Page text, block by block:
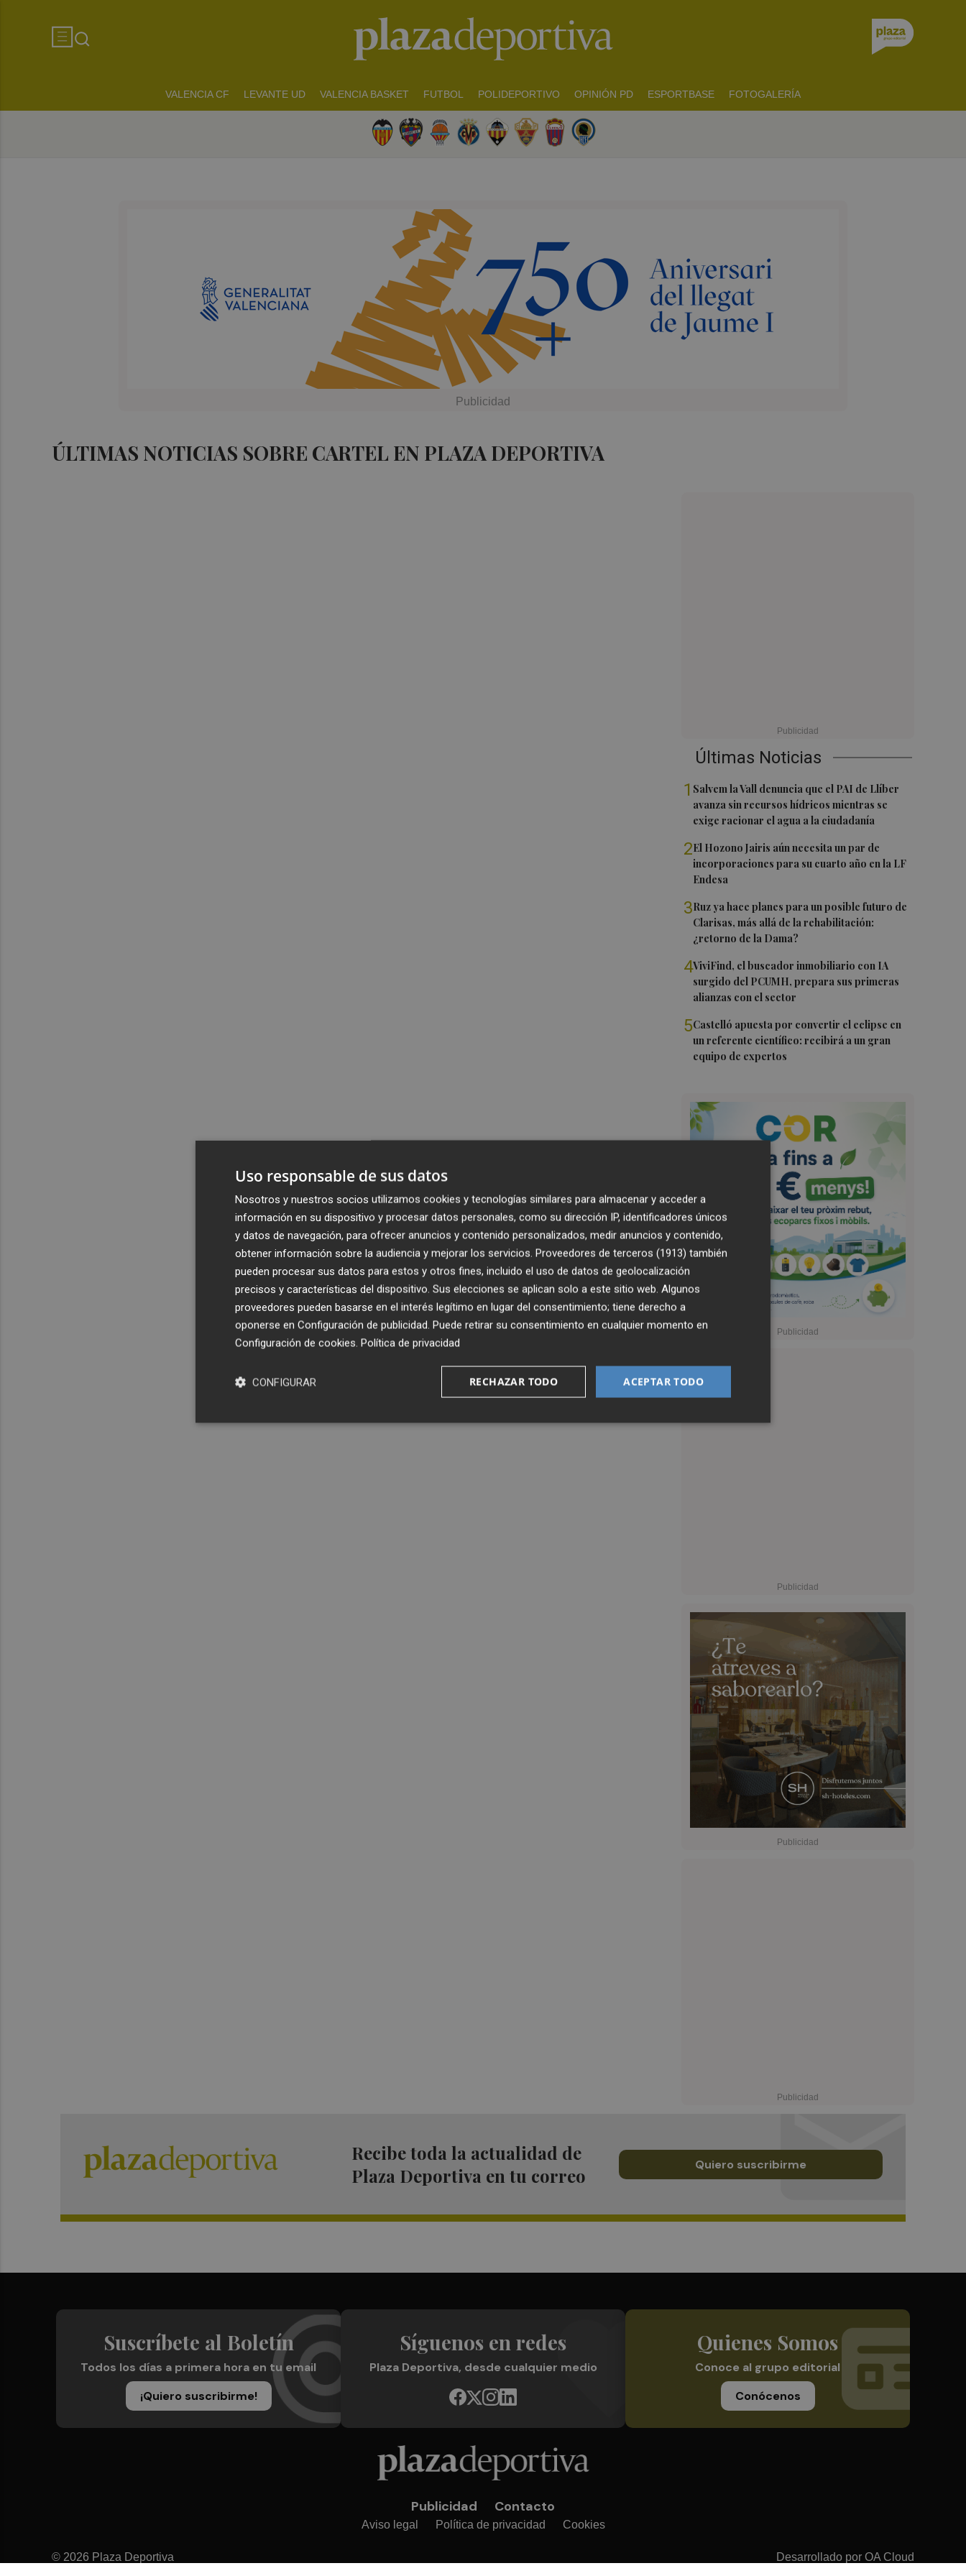
VALENCIA CF LEVANTE UD VALENCIA BASKET FUTBOL POLIDEPORTIVO OPINIÓN PD ESPORTBASE FOTOGALERÍA
ÚLTIMAS NOTICIAS SOBRE CARTEL EN PLAZA DEPORTIVA
Últimas Noticias
1 Salvem la Vall denuncia que el PAI de Llíber
avanza sin recursos hídricos mientras se
exige racionar el agua a la ciudadanía
2El Hozono Jairis aún necesita un par de
incorporaciones para su cuarto año en la LF
Endesa
3Ruz ya hace planes para un posible futuro de
Clarisas, más allá de la rehabilitación:
¿retorno de la Dama?
4ViviFind, el buscador inmobiliario con IA
surgido del PCUMH, prepara sus primeras
alianzas con el sector
5Castelló apuesta por convertir el eclipse en
un referente científico: recibirá a un gran
equipo de expertos
Recibe toda la actualidad de
Plaza Deportiva en tu correo
Quiero suscribirme
Suscríbete al Boletín
Todos los días a primera hora en tu email
¡Quiero suscribirme!
Síguenos en redes
Plaza Deportiva, desde cualquier medio
Quienes Somos
Conoce al grupo editorial
Conócenos
Publicidad Contacto
Aviso legal Política de privacidad Cookies
© 2026 Plaza Deportiva Desarrollado por OA Cloud
Uso responsable de sus datos
Nosotros y nuestros socios utilizamos cookies y tecnologías similares para almacenar y acceder a
información en su dispositivo y procesar datos personales, como su dirección IP, identificadores únicos
y datos de navegación, para ofrecer anuncios y contenido personalizados, medir anuncios y contenido,
obtener información sobre la audiencia y mejorar los servicios. Proveedores de terceros (1913) también
pueden procesar sus datos para estos y otros fines, incluido el uso de datos de geolocalización
precisos y características del dispositivo. Sus elecciones se aplican solo a este sitio web. Algunos
proveedores pueden basarse en el interés legítimo en lugar del consentimiento; tiene derecho a
oponerse en Configuración de publicidad. Puede retirar su consentimiento en cualquier momento en
Configuración de cookies. Política de privacidad
ACEPTAR TODO
RECHAZAR TODO
CONFIGURAR